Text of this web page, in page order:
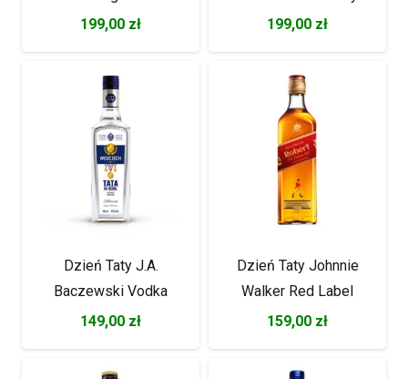
199,00 zł
199,00 zł
Dzień Taty J.A.
Baczewski Vodka
149,00 zł
Dzień Taty Johnnie
Walker Red Label
159,00 zł